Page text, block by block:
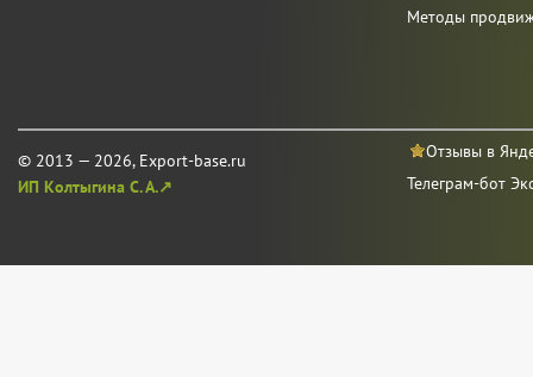
© 2013 — 2026, Export-base.ru
ИП Колтыгина С. А.↗
Методы
Отзывы в
Телеграм-бот